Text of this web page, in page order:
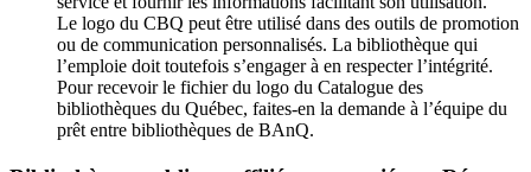
Le logo du CBQ peut être utilisé dans des outils de promotion
ou de communication personnalisés. La bibliothèque qui
l’emploie doit toutefois s’engager à en respecter l’intégrité.
Pour recevoir le fichier du logo du Catalogue des
bibliothèques du Québec, faites-en la demande à l’équipe du
prêt entre bibliothèques de BAnQ.